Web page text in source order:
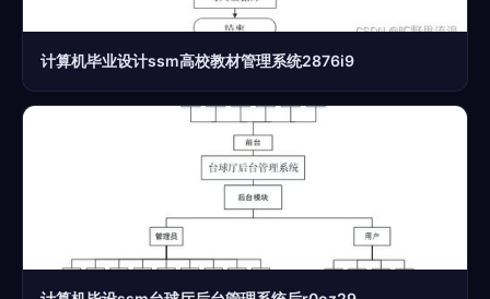
计算机毕业设计ssm高校教材管理系统2876i9